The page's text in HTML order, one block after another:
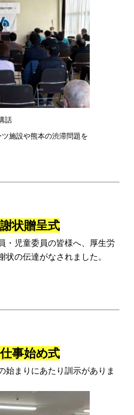
話
施設や熊本の渋滞問題を
状贈呈式
・児童委員の皆様へ、厚生労
の伝達がなされました。
事始め式
始まりにあたり訓示がありま